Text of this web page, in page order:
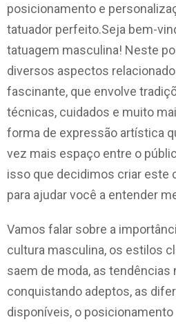
posicionamento e
tatuador perfeito.Seja bem-
tatuagem masculina! Neste
diversos aspectos
fascinante, que envolve
técnicas, cuidados e muito
forma de expressão artística
vez mais espaço entre o
isso que decidimos criar este
para ajudar você a entender
Vamos falar sobre a
cultura masculina, os estilos
saem de moda, as
conquistando adeptos, as
disponíveis, o